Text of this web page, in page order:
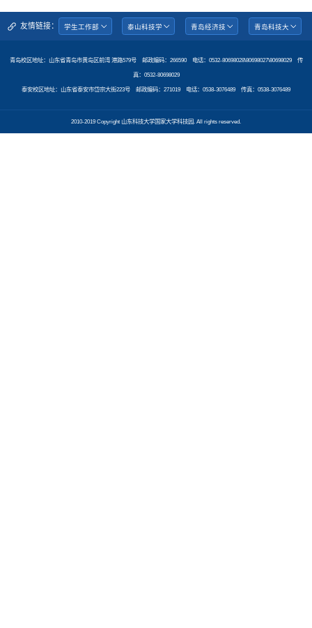
友情链接：
青岛校区地址：山东省青岛市黄岛区前湾 港路579号 邮政编码：266590 电话：0532-80698028\80698027\80698029 传
真：0532-80698029
泰安校区地址：山东省泰安市岱宗大街223号 邮政编码：271019 电话：0538-3076489 传真：0538-3076489
2010-2019 Copyright 山东科技大学国家大学科技园. All rights reserved.